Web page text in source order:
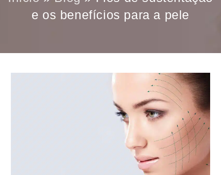
e os benefícios para a pele